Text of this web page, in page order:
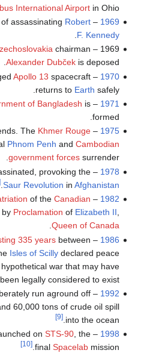
International Airportin Ohio.
1969
–
assassinating Robert
F. Kennedy
1969 –
chairman
Alexander Dubčekis deposed.
1970
–
Apollo 13 spacecraft
returns to Earth safely.
1971
– The
of Bangladesh is
formed.
1975
– The
The Khmer Rouge
Phnom Penh and Cambodian
government forcessurrender.
1978
–
provoking the
Saur Revolution in Afghanistan
.
1982
–
of the Canadian
Proclamation of Elizabeth II,
Queen of Canada
.
1986
– An alleged state of
335 yearsbetween
Isles of Scillydeclared peace
war that may have
been legally considered to exist.
1992
– The
run aground off
60,000 tons of crude oil spill
into the ocean.
[9]
1998
–
on STS-90, the
final Spacelabmission.
[10]